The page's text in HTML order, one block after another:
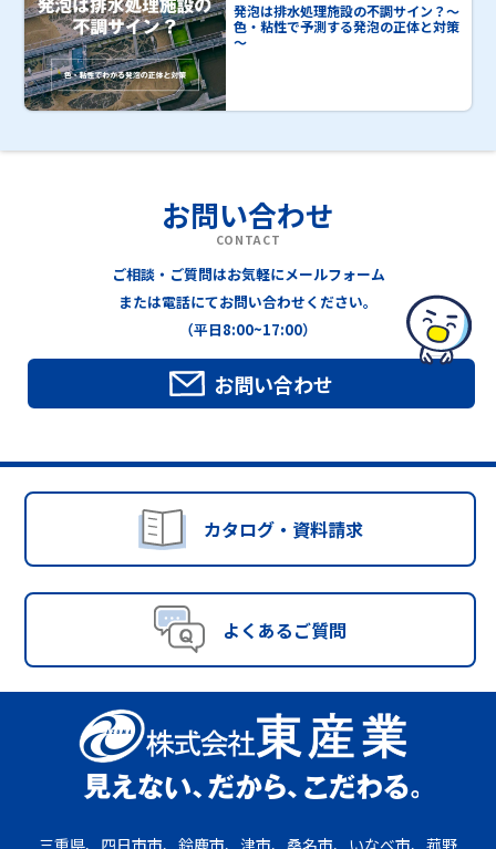
発泡は排水処理施設の不調サイン？～
色・粘性で予測する発泡の正体と対策
～
お問い合わせ
CONTACT
ご相談・ご質問はお気軽にメールフォーム
または電話にてお問い合わせください。
（平日8:00~17:00）
お問い合わせ
カタログ・資料請求
よくあるご質問